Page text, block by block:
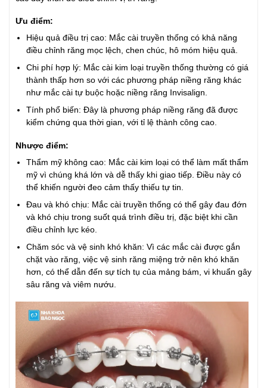
Ưu điểm:
Hiệu quả điều trị cao: Mắc cài truyền thống có khả năng
điều chỉnh răng mọc lệch, chen chúc, hô móm hiệu quả.
Chi phí hợp lý: Mắc cài kim loại truyền thống thường có giá
thành thấp hơn so với các phương pháp niềng răng khác
như mắc cài tự buộc hoặc niềng răng Invisalign.
Tính phổ biến: Đây là phương pháp niềng răng đã được
kiểm chứng qua thời gian, với tỉ lệ thành công cao.
Nhược điểm:
Thẩm mỹ không cao: Mắc cài kim loại có thể làm mất thẩm
mỹ vì chúng khá lớn và dễ thấy khi giao tiếp. Điều này có
thể khiến người đeo cảm thấy thiếu tự tin.
Đau và khó chịu: Mắc cài truyền thống có thể gây đau đớn
và khó chịu trong suốt quá trình điều trị, đặc biệt khi cần
điều chỉnh lực kéo.
Chăm sóc và vệ sinh khó khăn: Vì các mắc cài được gắn
chặt vào răng, việc vệ sinh răng miệng trở nên khó khăn
hơn, có thể dẫn đến sự tích tụ của mảng bám, vi khuẩn gây
sâu răng và viêm nướu.